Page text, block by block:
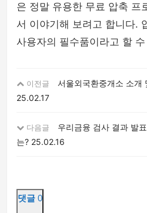
은 정말 유용한 무료 압축 프
서 이야기해 보려고 합니다.
사용자의 필수품이라고 할
이전글
서울외국환중개소 소개
25.02.17
다음글
우리금융 검사 결과 발
는? 25.02.16
댓글 0